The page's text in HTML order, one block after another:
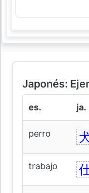
Japonés:
es. ja.
perro
trabajo